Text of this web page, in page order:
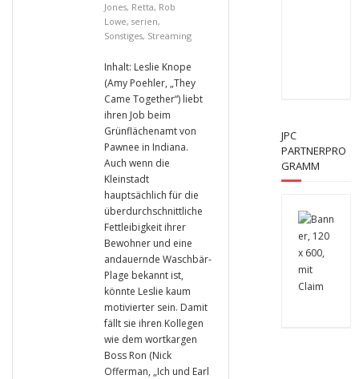
Jones, Retta, Rob
Lowe, serien,
Sonstiges, Streaming
Inhalt: Leslie Knope
(Amy Poehler, „They
Came Together“) liebt
ihren Job beim
Grünflächenamt von
Pawnee in Indiana.
Auch wenn die
Kleinstadt
hauptsächlich für die
überdurchschnittliche
Fettleibigkeit ihrer
Bewohner und eine
andauernde Waschbär-
Plage bekannt ist,
könnte Leslie kaum
motivierter sein. Damit
fällt sie ihren Kollegen
wie dem wortkargen
Boss Ron (Nick
Offerman, „Ich und Earl
JPC
PARTNERPRO
GRAMM